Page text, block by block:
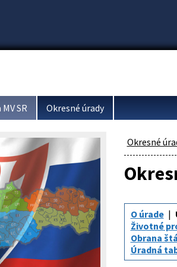
SR Okresné úrady
Okresné
O úrade
Životné
Obrana
Úradná